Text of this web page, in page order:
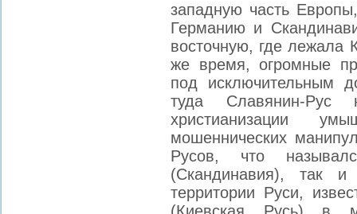
западную часть
Германию и
восточную, где лежала
же время, огромные
под исключительным
туда Славянин-Рус
христианизации
мошеннических
Русов, что
(Скандинавия), так и
территории Руси,